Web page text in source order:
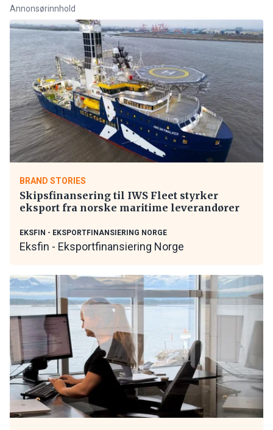
Annonsørinnhold
BRAND STORIES
Skipsfinansering til IWS Fleet styrker
eksport fra norske maritime leverandører
EKSFIN - EKSPORTFINANSIERING NORGE
Eksfin - Eksportfinansiering Norge